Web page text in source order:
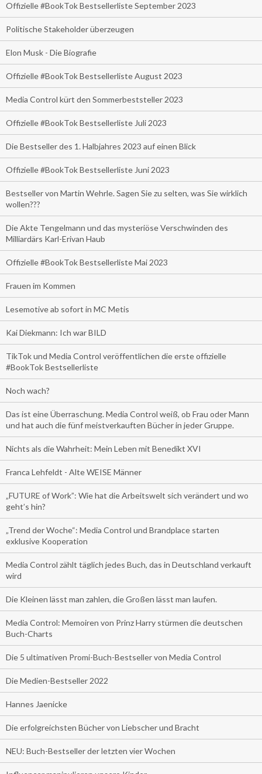
Offizielle #BookTok Bestsellerliste September 2023
Politische Stakeholder überzeugen
Elon Musk - Die Biografie
Offizielle #BookTok Bestsellerliste August 2023
Media Control kürt den Sommerbeststeller 2023
Offizielle #BookTok Bestsellerliste Juli 2023
Die Bestseller des 1. Halbjahres 2023 auf einen Blick
Offizielle #BookTok Bestsellerliste Juni 2023
Bestseller von Martin Wehrle. Sagen Sie zu selten, was Sie wirklich
wollen???
Die Akte Tengelmann und das mysteriöse Verschwinden des
Milliardärs Karl-Erivan Haub
Offizielle #BookTok Bestsellerliste Mai 2023
Frauen im Kommen
Lesemotive ab sofort in MC Metis
Kai Diekmann: Ich war BILD
TikTok und Media Control veröffentlichen die erste offizielle
#BookTok Bestsellerliste
Noch wach?
Das ist eine Überraschung. Media Control weiß, ob Frau oder Mann
und hat auch die fünf meistverkauften Bücher in jeder Gruppe.
Nichts als die Wahrheit: Mein Leben mit Benedikt XVI
Franca Lehfeldt - Alte WEISE Männer
„FUTURE of Work”: Wie hat die Arbeitswelt sich verändert und wo
geht’s hin?
„Trend der Woche“: Media Control und Brandplace starten
exklusive Kooperation
Media Control zählt täglich jedes Buch, das in Deutschland verkauft
wird
Die Kleinen lässt man zahlen, die Großen lässt man laufen.
Media Control: Memoiren von Prinz Harry stürmen die deutschen
Buch-Charts
Die 5 ultimativen Promi-Buch-Bestseller von Media Control
Die Medien-Bestseller 2022
Hannes Jaenicke
Die erfolgreichsten Bücher von Liebscher und Bracht
NEU: Buch-Bestseller der letzten vier Wochen